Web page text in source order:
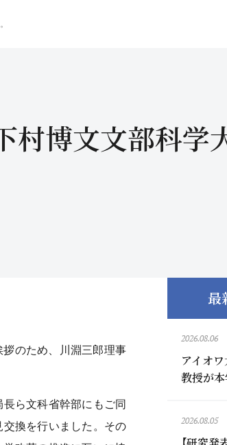
村博文文部科学
拶のため、川淵三郎理事
ら文科省幹部にもご同
換を行いました。その
最
2026.08.06
アイオ
教授が
2026.08.05